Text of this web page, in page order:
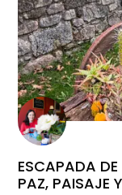
ESCAPADA
PAZ, PAISAJE